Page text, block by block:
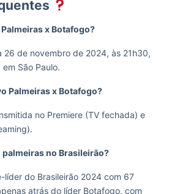
x Botafogo?
26 de novembro de 2024, às 21h30,
São Paulo.
Palmeiras x Botafogo?
no Premiere (TV fechada) e
palmeiras no Brasileirão?
líder do Brasileirão 2024 com 67
atrás do líder Botafogo, com